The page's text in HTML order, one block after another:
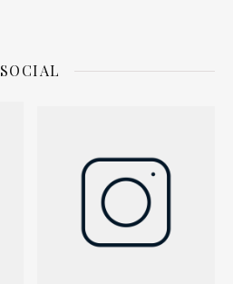
SOCIAL